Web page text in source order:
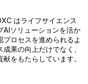
はライフサイエンス
AIソリューションを活か
プロセスを進められるよ
果の向上だけでなく、
をもたらしています。